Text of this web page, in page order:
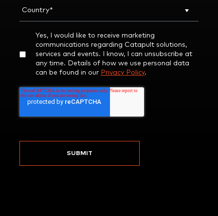
Yes, I would like to receive marketing
communications regarding Catapult solutions,
services and events. I know, I can unsubscribe at
any time. Details of how we use personal data
can be found in our Privacy Policy.